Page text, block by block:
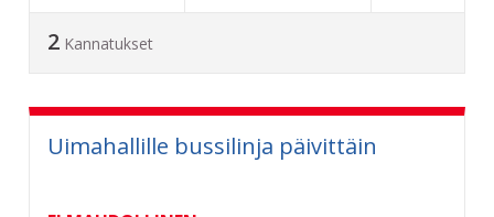
2 Kannatukset
Uimahallille bussilinja päivittäin